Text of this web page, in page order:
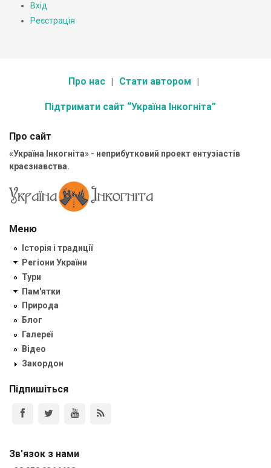
Вхід
Реєстрація
Про нас Стати автором
Підтримати сайт “Україна Інкогніта”
Про сайт
«Україна Інкогніта» - неприбутковий проект ентузіастів
краєзнавства.
Меню
Історія і традиції
Регіони України
Тури
Пам'ятки
Природа
Блог
Галереї
Відео
Закордон
Підпишіться
Зв'язок з нами